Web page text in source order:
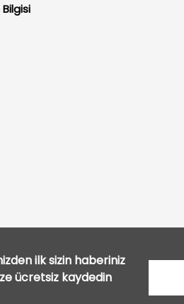
ilk sizin haberiniz
ücretsiz kaydedin